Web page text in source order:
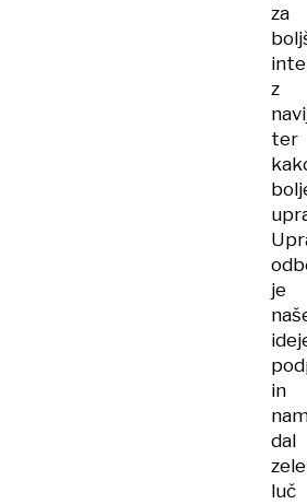
za
z
ter
je
in
dal
luč